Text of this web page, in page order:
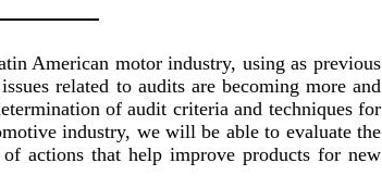
American motor industry, using as previous
related to audits are becoming more and
of audit criteria and techniques for
industry, we will be able to evaluate the
actions that help improve products for new